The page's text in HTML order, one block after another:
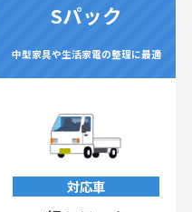
Sパック
中型家具や生活家電の整理に最適
対応車